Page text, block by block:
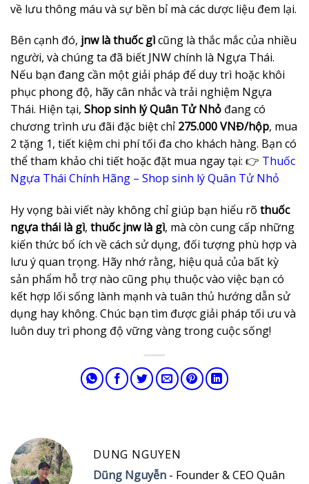
về lưu thông máu và sự bền bỉ mà các dược liệu đem lại.
Bên cạnh đó, jnw là thuốc gìcũng là thắc mắc của nhiều
người, và chúng ta đã biết JNW chính là Ngựa Thái.
Nếu bạn đang cần một giải pháp để duy trì hoặc khôi
phục phong độ, hãy cân nhắc và trải nghiệm Ngựa
Thái. Hiện tại, Shop sinh lý Quân Tử Nhỏ đang có
chương trình ưu đãi đặc biệt chỉ 275.000 VNĐ/hộp, mua
2 tặng 1, tiết kiệm chi phí tối đa cho khách hàng. Bạn có
thể tham khảo chi tiết hoặc đặt mua ngay tại: 👉 Thuốc
Ngựa Thái Chính Hãng – Shop sinh lý Quân Tử Nhỏ
Hy vọng bài viết này không chỉ giúp bạn hiểu rõ thuốc
ngựa thái là gì, thuốc jnw là gì, mà còn cung cấp những
kiến thức bổ ích về cách sử dụng, đối tượng phù hợp và
lưu ý quan trọng. Hãy nhớ rằng, hiệu quả của bất kỳ
sản phẩm hỗ trợ nào cũng phụ thuộc vào việc bạn có
kết hợp lối sống lành mạnh và tuân thủ hướng dẫn sử
dụng hay không. Chúc bạn tìm được giải pháp tối ưu và
luôn duy trì phong độ vững vàng trong cuộc sống!
DUNG NGUYEN
Dũng Nguyễn - Founder & CEO Quân